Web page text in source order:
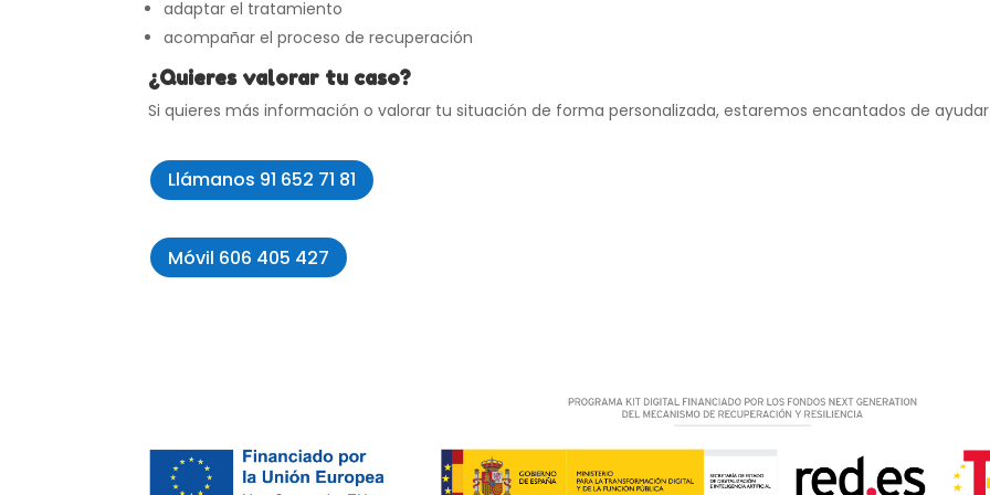
adaptar el tratamiento
acompañar el proceso de recuperación
¿Quieres valorar tu caso?
Si quieres más información o valorar tu situación de forma personalizada, estaremos encantados de
Llámanos 91 652 71 81
Móvil 606 405 427